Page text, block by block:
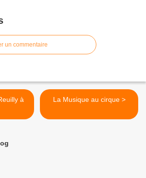
un commentaire
La Musique au cirque >